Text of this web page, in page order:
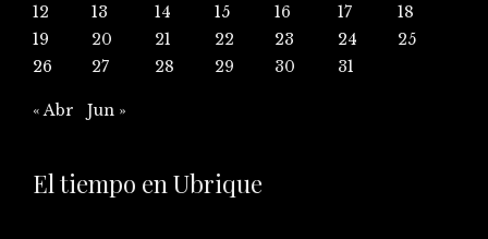
12
13 14 15 16 17
18
19
20 21 22 23 24
25
26
27 28 29 30 31
« Abr Jun »
El tiempo en Ubrique